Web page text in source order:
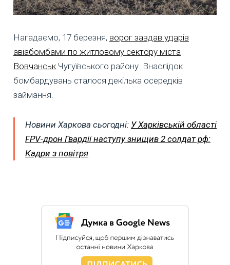
Нагадаємо, 17 березня, ворог завдав ударів
авіабомбами по житловому сектору міста
Вовчанськ Чугуївського району. Внаслідок
бомбардувань сталося декілька осередків
займання.
Новини Харкова сьогодні: У Харківській області
FPV-дрон Гвардії наступу знищив 2 солдат рф:
Кадри з повітря